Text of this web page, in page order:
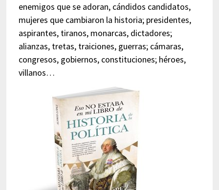
enemigos que se adoran, cándidos candidatos,
mujeres que cambiaron la historia; presidentes,
aspirantes, tiranos, monarcas, dictadores;
alianzas, tretas, traiciones, guerras; cámaras,
congresos, gobiernos, constituciones; héroes,
villanos…